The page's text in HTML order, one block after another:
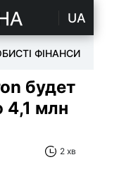
UA
ФІНАНСИ
будет
4,1 млн
2 хв